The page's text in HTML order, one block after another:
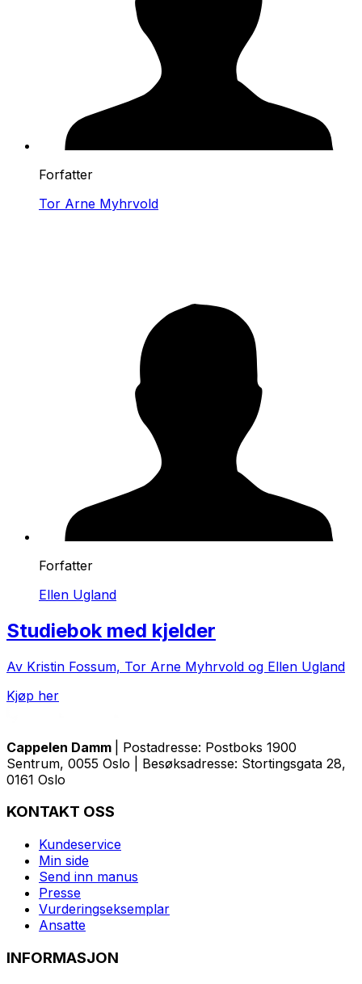
Forfatter
Tor Arne Myhrvold
Forfatter
Ellen Ugland
Studiebok med kjelder
Av Kristin Fossum, Tor Arne Myhrvold og Ellen Ugland
Kjøp her
Cappelen Damm
| Postadresse: Postboks 1900
Sentrum, 0055 Oslo | Besøksadresse: Stortingsgata 28,
0161 Oslo
KONTAKT OSS
Kundeservice
Min side
Send inn manus
Presse
Vurderingseksemplar
Ansatte
INFORMASJON